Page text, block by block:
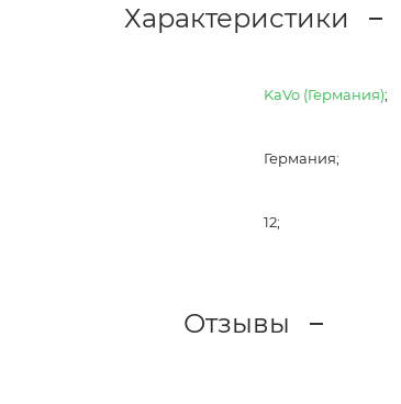
Характеристики
KaVo (Германия);
Германия;
12;
Отзывы